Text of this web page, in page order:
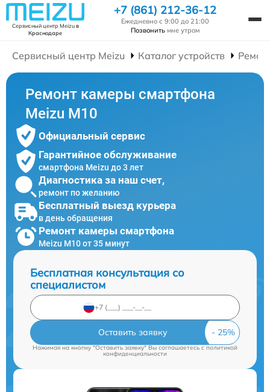
Сервисный центр Meizuв
Краснодаре
+7 (861) 212-36-12
Ежедневно с 9:00 до 21:00
Позвонить мне утром
Сервисный центр Meizu Каталог устройств
Ремонт камеры смартфона
Meizu M10
Официальный сервис
Гарантийное обслуживание
смартфона Meizu до 3 лет
Диагностика за наш счет,
ремонт по желанию
Бесплатный выезд курьера
в день обращения
Ремонт камеры смартфона
Meizu M10 от 35 минут
Бесплатная консультация со
специалистом
Оставить заявку
Нажимая на кнопку "Оставить заявку" Вы соглашаетесь cполитикой
конфиденциальности